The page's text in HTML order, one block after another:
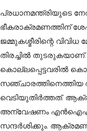
പ്രധാനമന്ത്രിയുടെ
ഭീകരാക്രമണത്തിന്
ജമ്മുകശ്മീരിന്റെ
തിരച്ചില്‍ തുടരുകയാണ്.
കൊല്ലപ്പെട്ടവരില്‍
സഞ്ചാരത്തിനെത്തിയ
വെടിയുതിര്‍ത്തത്.
അന്വേഷണം എന്‍ഐഎ
സന്ദര്‍ശിക്കും.